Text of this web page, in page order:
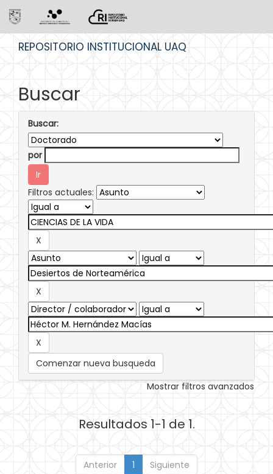
REPOSITORIO INSTITUCIONAL UAQ
Buscar
Buscar:
por
Filtros actuales:
Comenzar nueva busqueda
Mostrar filtros avanzados
Resultados 1-1 de 1.
Anterior 1 Siguiente